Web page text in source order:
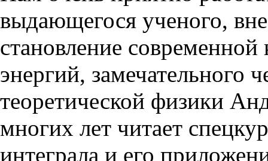
выдающегося ученого,
становление
энергий, замечательного
теоретической физики
многих лет читает
интеграла и его